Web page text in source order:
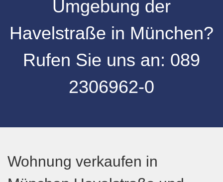
Umgebung der
Havelstraße in München?
Rufen Sie uns an: 089
2306962-0
Wohnung verkaufen in